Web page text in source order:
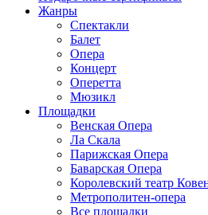
Жанры
Спектакли
Балет
Опера
Концерт
Оперетта
Мюзикл
Площадки
Венская Опера
Ла Скала
Парижская Опера
Баварская Опера
Королевский театр
Метрополитен-опера
Все площадки